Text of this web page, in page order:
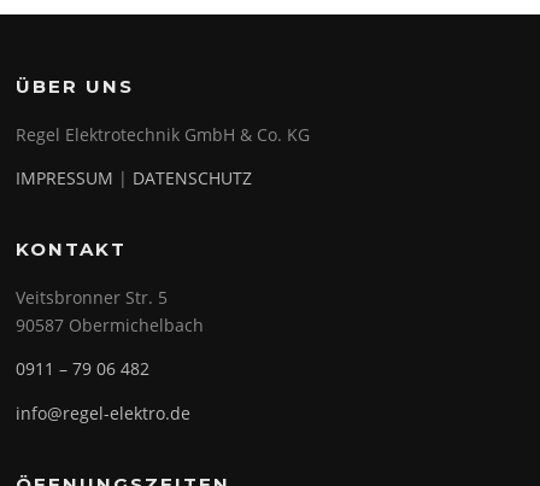
ÜBER UNS
Regel Elektrotechnik GmbH & Co. KG
IMPRESSUM | DATENSCHUTZ
KONTAKT
Veitsbronner Str. 5
90587 Obermichelbach
0911 – 79 06 482
info@regel-elektro.de